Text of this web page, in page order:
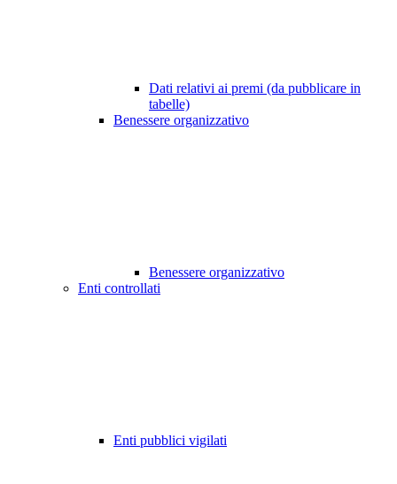
Dati relativi ai premi (da pubblicare in
tabelle)
Benessere organizzativo
Benessere organizzativo
Enti controllati
Enti pubblici vigilati